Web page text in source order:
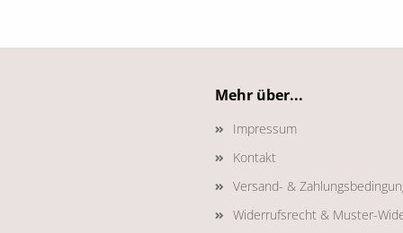
Mehr über...
Impressum
Kontakt
Versand- &
Widerrufsrecht & Muster-